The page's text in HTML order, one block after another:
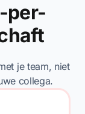
per-
je team, niet
collega.